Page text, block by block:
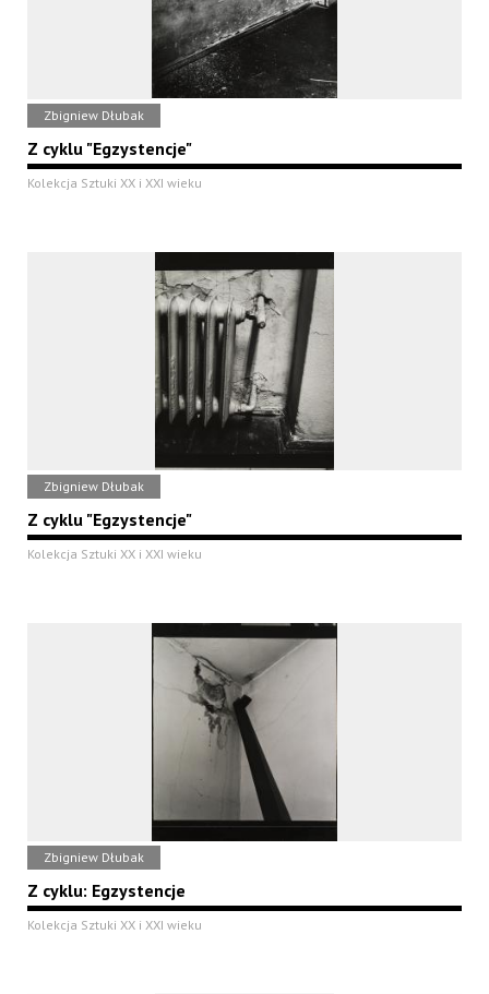
Zbigniew Dłubak
Z cyklu "Egzystencje"
Kolekcja Sztuki XX i XXI wieku
Zbigniew Dłubak
Z cyklu "Egzystencje"
Kolekcja Sztuki XX i XXI wieku
Zbigniew Dłubak
Z cyklu: Egzystencje
Kolekcja Sztuki XX i XXI wieku